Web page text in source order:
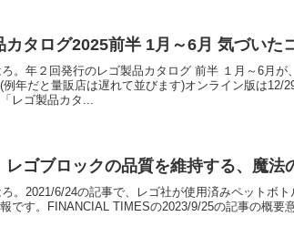
カタログ2025前半 1月～6月 気づいた
。年２回発行のレゴ製品カタログ 前半 １月～6月
例年だと量販店は遅れて並びます)オンライン版は12/
レゴ製品カタ...
レゴブロックの品質を維持する、魔法
。2021/6/24の記事で、レゴ社が使用済みペットボ
です。FINANCIAL TIMESの2023/9/25の記事の概要